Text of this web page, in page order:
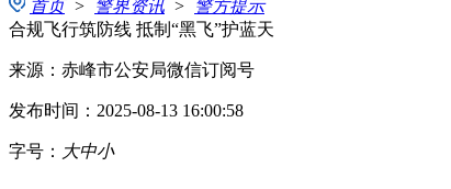
首页> 警界资讯 >
警方提示
合规飞行筑防线 抵制“黑飞”护蓝天
来源：赤峰市公安局微信订阅号
发布时间：2025-08-13 16:00:58
字号： 大中小